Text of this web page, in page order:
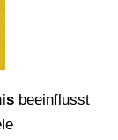
beeinflusst